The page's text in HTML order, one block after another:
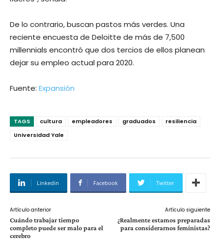
De lo contrario, buscan pastos más verdes. Una
reciente encuesta de Deloitte de más de 7,500
millennials encontró que dos tercios de ellos planean
dejar su empleo actual para 2020.
Fuente: Expansión
TAGS cultura empleadores graduados
resiliencia
Universidad Yale
Linkedin Facebook Twitter
Artículo anterior
Cuándo trabajar tiempo
completo puede ser malo para el
cerebro
Artículo siguiente
¿Realmente estamos preparadas
para considerarnos feministas?